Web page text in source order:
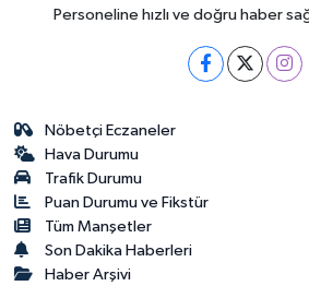
Personeline hızlı ve doğru haber
Nöbetçi Eczaneler
Hava Durumu
Trafik Durumu
Puan Durumu ve Fikstür
Tüm Manşetler
Son Dakika Haberleri
Haber Arşivi